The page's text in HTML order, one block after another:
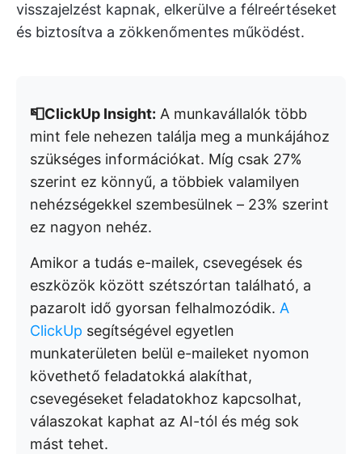
visszajelzést kapnak, elkerülve a félreértéseket
és biztosítva a zökkenőmentes működést.
📮ClickUp Insight: A munkavállalók több
mint fele nehezen találja meg a munkájához
szükséges információkat. Míg csak 27%
szerint ez könnyű, a többiek valamilyen
nehézségekkel szembesülnek – 23% szerint
ez nagyon nehéz.
Amikor a tudás e-mailek, csevegések és
eszközök között szétszórtan található, a
pazarolt idő gyorsan felhalmozódik. A
ClickUp segítségével egyetlen
munkaterületen belül e-maileket nyomon
követhető feladatokká alakíthat,
csevegéseket feladatokhoz kapcsolhat,
válaszokat kaphat az AI-tól és még sok
mást tehet.